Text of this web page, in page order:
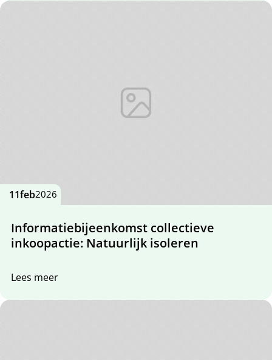
11feb2026
Informatiebijeenkomst collectieve
inkoopactie: Natuurlijk isoleren
Lees meer